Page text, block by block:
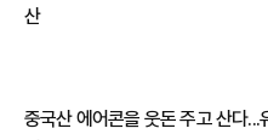
산
중국산 에어콘을 웃돈 주고 산다...